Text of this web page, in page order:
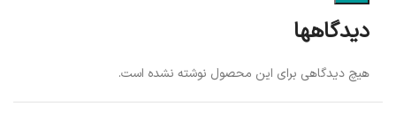
دیدگاهها
هیچ دیدگاهی برای این محصول نوشته نشده است.